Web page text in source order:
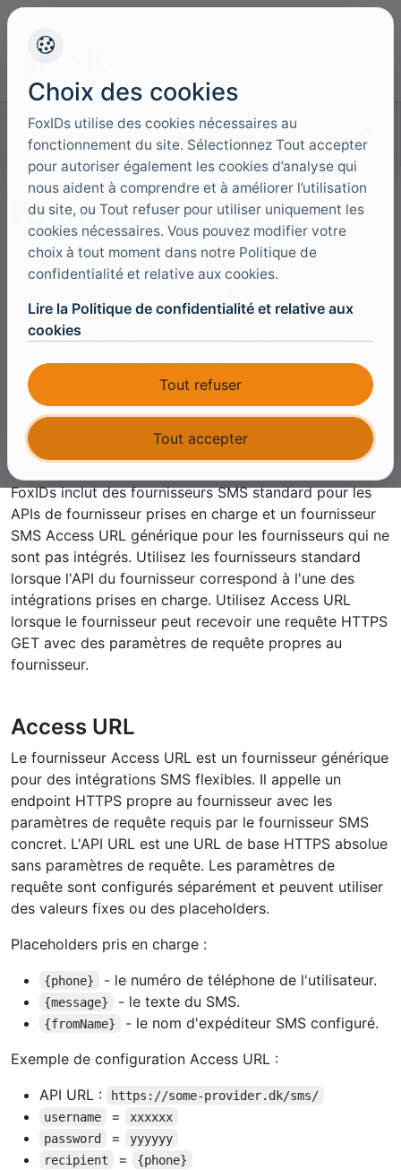
Langues
Rechercher dans la documentation
Fournisseur SMS
FoxIDs prend en charge l'envoi de SMS avec Access
fournisseur SMS peut être configuré comme fournisseur
SMS dans
FoxIDs envoie des SMS aux utilisateurs pour les codes
de vérification, la connexion sans mot de passe et
l'authentification multi-facteur lorsque SMS est activé
dans le flux de connexion.
FoxIDs inclut des fournisseurs SMS standard pour les
APIs de fournisseur prises en charge et un fournisseur
SMS Access URL générique pour les fournisseurs qui ne
sont pas intégrés. Utilisez les fournisseurs standard
lorsque l'API du fournisseur correspond à l'une des
intégrations prises en charge. Utilisez Access URL
lorsque le fournisseur peut recevoir une requête HTTPS
GET avec des paramètres de requête propres au
fournisseur.
Access URL
Le fournisseur Access URL est un fournisseur générique
pour des intégrations SMS flexibles. Il appelle un
endpoint HTTPS propre au fournisseur avec les
paramètres de requête requis par le fournisseur SMS
concret. L'API URL est une URL de base HTTPS absolue
sans paramètres de requête. Les paramètres de
requête sont configurés séparément et peuvent utiliser
des valeurs fixes ou des placeholders.
Placeholders pris en charge :
{phone} - le numéro de téléphone de l'utilisateur.
{message} - le texte du SMS.
{fromName}
- le nom d'expéditeur SMS configuré.
Exemple de configuration Access URL :
API URL :
https://some-provider.dk/sms/
username
=
xxxxxx
password
=
yyyyyy
recipient
=
{phone}
Choix des cookies
FoxIDs utilise des cookies nécessaires au
fonctionnement du site. Sélectionnez Tout accepter
pour autoriser également les cookies d’analyse qui
nous aident à comprendre et à améliorer l’utilisation
du site, ou Tout refuser pour utiliser uniquement les
cookies nécessaires. Vous pouvez modifier votre
choix à tout moment dans notre Politique de
confidentialité et relative aux cookies.
Lire la Politique de confidentialité et relative aux
cookies
Tout refuser
Tout accepter